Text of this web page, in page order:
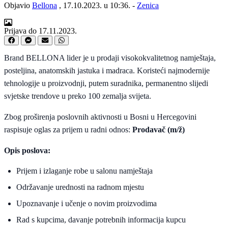
Objavio Bellona , 17.10.2023. u 10:36. - Zenica
Prijava do 17.11.2023.
Brand BELLONA lider je u prodaji visokokvalitetnog namještaja,
posteljina, anatomskih jastuka i madraca. Koristeći najmodernije
tehnologije u proizvodnji, putem suradnika, permanentno slijedi
svjetske trendove u preko 100 zemalja svijeta.
Zbog proširenja poslovnih aktivnosti u Bosni u Hercegovini
raspisuje oglas za prijem u radni odnos: Prodavač (m/ž)
Opis poslova:
Prijem i izlaganje robe u salonu namještaja
Održavanje urednosti na radnom mjestu
Upoznavanje i učenje o novim proizvodima
Rad s kupcima, davanje potrebnih informacija kupcu